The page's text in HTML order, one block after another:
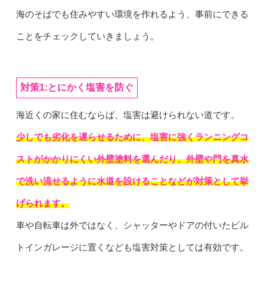
海のそばでも住みやすい環境を作れるよう、事前にできる
ことをチェックしていきましょう。
対策1:とにかく塩害を防ぐ
海近くの家に住むならば、塩害は避けられない道です。
少しでも劣化を遅らせるために、塩害に強くランニングコ
ストがかかりにくい外壁塗料を選んだり、外壁や門を真水
で洗い流せるように水道を設けることなどが対策として挙
げられます。
車や自転車は外ではなく、シャッターやドアの付いたビル
トインガレージに置くなども塩害対策としては有効です。